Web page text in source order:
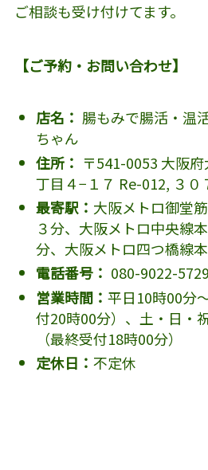
ご相談も受け付けてます。
【ご予約・お問い合わせ】
店名： 腸もみで腸活・温
ちゃん
住所： 〒541-0053 大阪
丁目４−１７ Re-012, ３０
最寄駅： 大阪メトロ御堂
３分、大阪メトロ中央線
分、大阪メトロ四つ橋線
電話番号： 080-9022-5729
営業時間： 平日10時00分
付20時00分）、土・日・
（最終受付18時00分）
定休日： 不定休